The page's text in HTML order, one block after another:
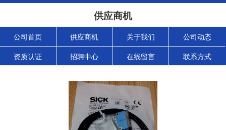
供应商机
公司首页 供应商机 关于我们 公司动态
资质认证 招聘中心 在线留言 联系方式